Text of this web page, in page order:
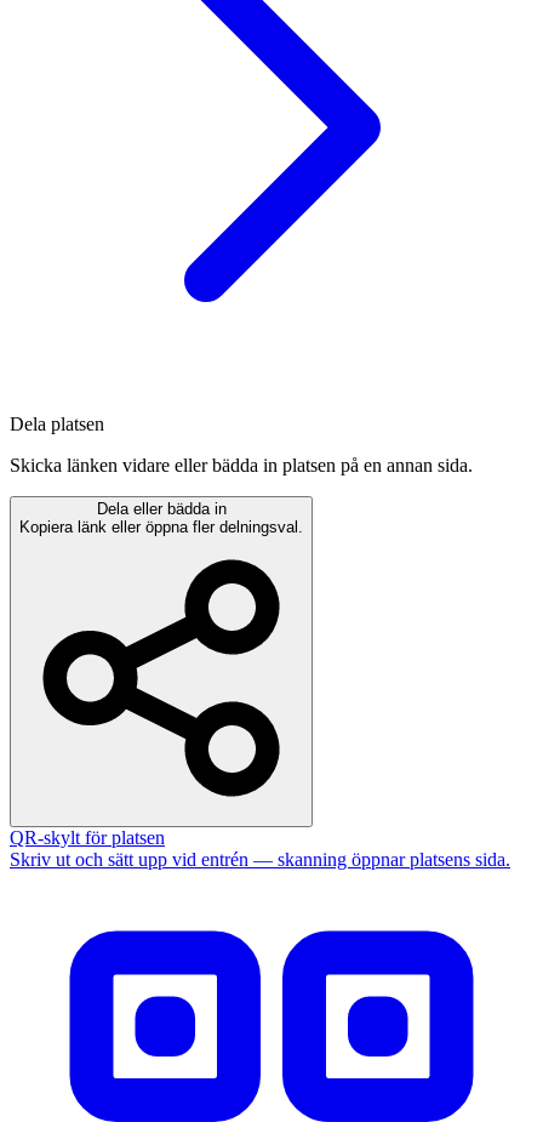
Dela platsen
Skicka länken vidare eller bädda in platsen på en annan sida.
Dela eller bädda in
Kopiera länk eller öppna fler delningsval.
QR-skylt för platsen
Skriv ut och sätt upp vid entrén — skanning öppnar platsens sida.